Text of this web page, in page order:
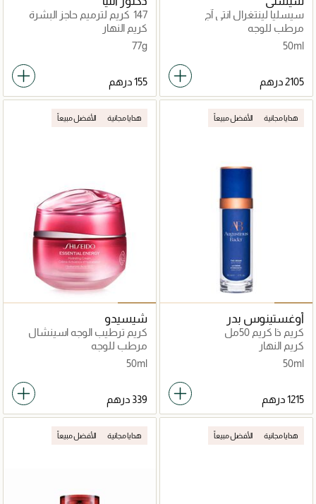
سيسليا لينتغرال انتي آج
مرطب للوجه
50ml
147 كريم لترميم حاجز البشرة
كريم النهار
77g
هدايا مجانية الأفضل مبيعاً
أوغستينوس بدر
كريم ذا كريم 50مل
كريم النهار
50ml
هدايا مجانية الأفضل مبيعاً
شيسيدو
كريم ترطيب الوجه اسينشال
انرجي 50مل
مرطب للوجه
50ml
هدايا مجانية الأفضل مبيعاً هدايا مجانية الأفضل مبيعاً